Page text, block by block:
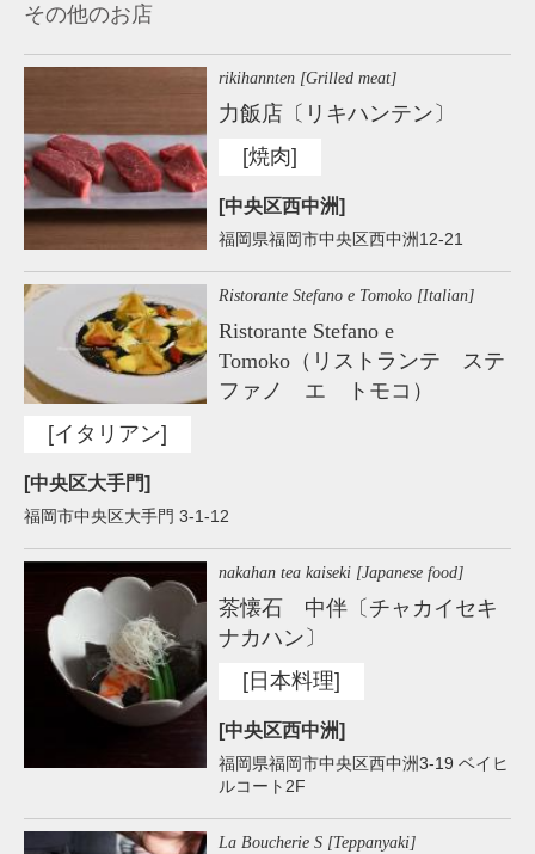
その他のお店
rikihannten [Grilled meat]
力飯店〔リキハンテン〕
[焼肉]
[中央区西中洲]
福岡県福岡市中央区西中洲12-21
Ristorante Stefano e Tomoko [Italian]
Ristorante Stefano e
Tomoko（リストランテ ステ
ファノ エ トモコ）
[イタリアン]
[中央区大手門]
福岡市中央区大手門 3-1-12
nakahan tea kaiseki [Japanese food]
茶懐石 中伴〔チャカイセキ
ナカハン〕
[日本料理]
[中央区西中洲]
福岡県福岡市中央区西中洲3-19 ベイヒ
ルコート2F
La Boucherie S [Teppanyaki]